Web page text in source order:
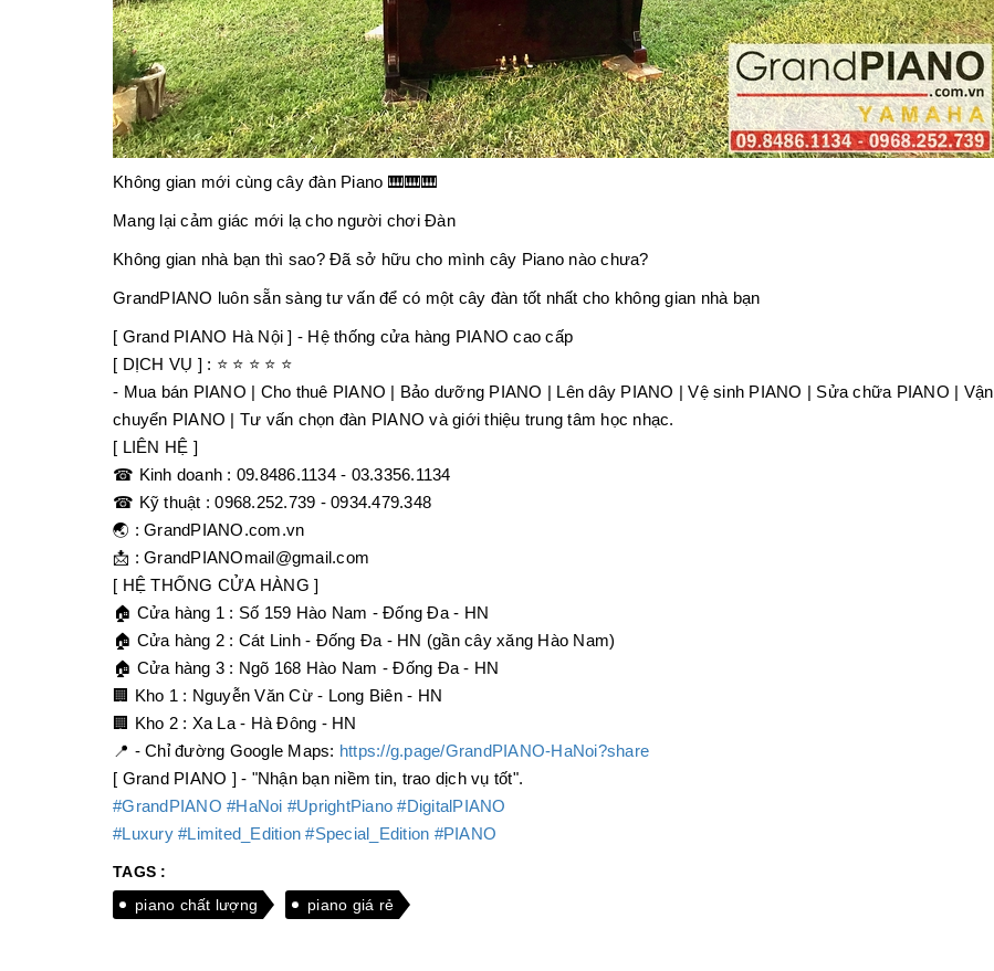
Không gian mới cùng cây đàn Piano 🎹🎹🎹
Mang lại cảm giác mới lạ cho người chơi Đàn
Không gian nhà bạn thì sao? Đã sở hữu cho mình cây Piano nào chưa?
GrandPIANO luôn sẵn sàng tư vấn để có một cây đàn tốt nhất cho không gian nhà bạn
[ Grand PIANO Hà Nội ] - Hệ thống cửa hàng PIANO cao cấp
[ DỊCH VỤ ] : ⭐ ⭐ ⭐ ⭐ ⭐
- Mua bán PIANO | Cho thuê PIANO | Bảo dưỡng PIANO | Lên dây PIANO | Vệ sinh PIANO | Sửa chữa PIANO | Vận
chuyển PIANO | Tư vấn chọn đàn PIANO và giới thiệu trung tâm học nhạc.
[ LIÊN HỆ ]
☎ Kinh doanh : 09.8486.1134 - 03.3356.1134
☎ Kỹ thuật : 0968.252.739 - 0934.479.348
🌏 : GrandPIANO.com.vn
📩 : GrandPIANOmail@gmail.com
[ HỆ THỐNG CỬA HÀNG ]
🏠 Cửa hàng 1 : Số 159 Hào Nam - Đống Đa - HN
🏠 Cửa hàng 2 : Cát Linh - Đống Đa - HN (gần cây xăng Hào Nam)
🏠 Cửa hàng 3 : Ngõ 168 Hào Nam - Đống Đa - HN
🏢 Kho 1 : Nguyễn Văn Cừ - Long Biên - HN
🏢 Kho 2 : Xa La - Hà Đông - HN
📍 - Chỉ đường Google Maps: https://g.page/GrandPIANO-HaNoi?share
[ Grand PIANO ] - "Nhận bạn niềm tin, trao dịch vụ tốt".
#GrandPIANO #HaNoi #UprightPiano #DigitalPIANO
#Luxury #Limited_Edition #Special_Edition #PIANO
TAGS :
piano chất lượng
piano giá rẻ